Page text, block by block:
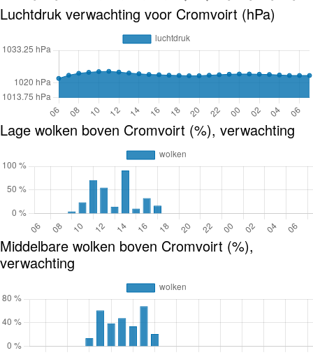
Luchtdruk verwachting voor Cromvoirt (hPa)
Lage wolken boven Cromvoirt (%), verwachting
Middelbare wolken boven Cromvoirt (%),
verwachting